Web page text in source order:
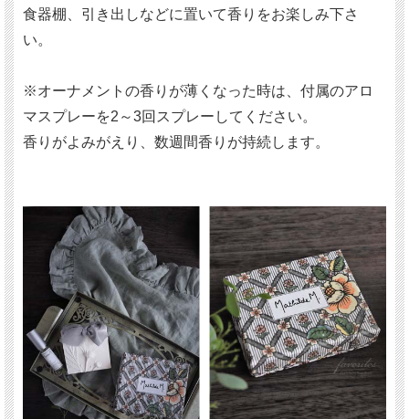
食器棚、引き出しなどに置いて香りをお楽しみ下さ
い。
※オーナメントの香りが薄くなった時は、付属のアロ
マスプレーを2～3回スプレーしてください。
香りがよみがえり、数週間香りが持続します。